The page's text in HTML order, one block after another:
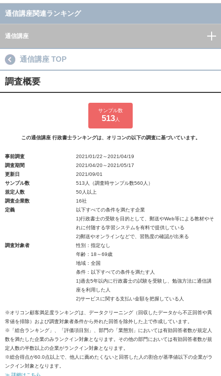
通信講座関連ランキング
通信講座
通信講座 TOP
調査概要
サンプル数
513人
この通信講座 行政書士ランキングは、オリコンの以下の調査に基づいています。
事前調査
2021/01/22～2021/04/19
調査期間
2021/04/20～2021/05/17
更新日
2021/09/01
サンプル数
513人（調査時サンプル数560人）
規定人数
50人以上
調査企業数
16社
定義
以下すべての条件を満たす企業
1)行政書士の受験を目的として、郵送やWeb等による教材やそ
れに付随する学習システムを有料で提供している
2)郵送やオンラインなどで、習熟度の確認が出来る
調査対象者
性別：指定なし
年齢：18～69歳
地域：全国
条件：以下すべての条件を満たす人
1)過去5年以内に行政書士の試験を受験し、勉強方法に通信講
座を利用した人
2)サービスに関する支払い金額を把握している人
※オリコン顧客満足度ランキングは、データクリーニング（回収したデータから不正回答や異
常値を排除）および調査対象者条件から外れた回答を除外した上で作成しています。
※「総合ランキング」、「評価項目別」、部門の「業態別」においては有効回答者数が規定人
数を満たした企業のみランクイン対象となります。その他の部門においては有効回答者数が規
定人数の半数以上の企業がランクイン対象となります。
※総合得点が60.0点以上で、他人に薦めたくないと回答した人の割合が基準値以下の企業がラ
ンクイン対象となります。
≫ 詳細はこちら